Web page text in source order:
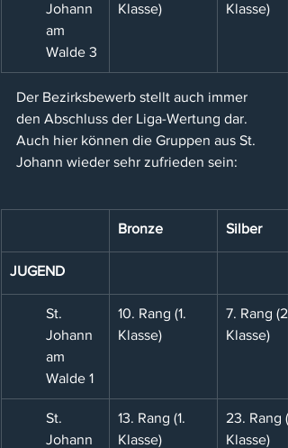
Johann
am
Walde 3
Klasse)
Klasse)
Der Bezirksbewerb stellt auch immer
den Abschluss der Liga-Wertung dar.
Auch hier können die Gruppen aus St.
Johann wieder sehr zufrieden sein:
Bronze Silber
JUGEND
St.
Johann
am
Walde 1
10. Rang (1.
Klasse)
7. Rang (2.
Klasse)
St.
Johann
13. Rang (1.
Klasse)
23. Rang
Klasse)